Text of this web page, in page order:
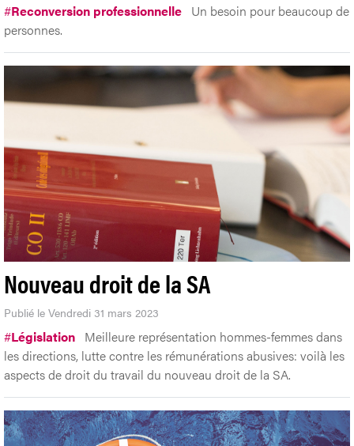
#Reconversion professionnelle Un besoin pour beaucoup de
personnes.
Nouveau droit de la SA
Publié le Vendredi 31 mars 2023
#Législation Meilleure représentation hommes-femmes dans
les directions, lutte contre les rémunérations abusives: voilà les
aspects de droit du travail du nouveau droit de la SA.